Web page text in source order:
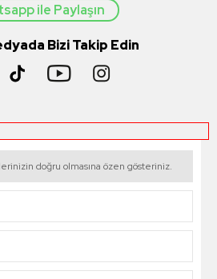
ile Paylaşın
Bizi Takip Edin
doğru olmasına özen gösteriniz.